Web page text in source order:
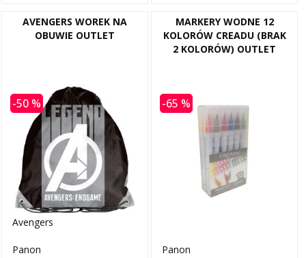
AVENGERS WOREK NA
OBUWIE OUTLET
-50 %
Avengers
Panon
MARKERY WODNE 12
KOLORÓW CREADU (BRAK
2 KOLORÓW) OUTLET
-65 %
Panon